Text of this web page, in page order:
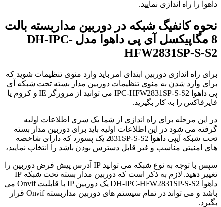
داهوا را راه اندازی نمایید.
نحوه کانفیگ شبکه در دوربین مداربسته بالت
8 مگاپیکسل آی پی داهوا مدل DH-IPC-
HFW2831SP-S-S2
برای راه اندازی دوربین ابتدای امر باید وارد منوی تنظیمات شوید که
برای وارد شدن به منوی تنظیمات دوربین مدار بسته تحت شبکه آی
پی داهوا IPC-HFW2831SP-S-S2 می توانید از مرورگر IE و کروم یا
فایرفاکس را به کار بگیرید.
در این مرحله برای راه اندازی از شما یک سری اطلاعات اولیه
گرفته می شود در این اطلاعات اولیه باید برای دوربین مدار بسته
تحت شبکه آیپی داهوا 2831SP-S-S2 یک پسورد که دارای شاخصه
های امنیتی مناسب و غیر قابل دسترس بودن باشد را انتخاب نمایید،
سپس با توجه به نوع شبکه می توانید IP آدرس پیش فرض دوربین را
تغییر دهید. لازم به ذکر است که دوربین مدار بسته تحت شبکه IP
داهوا DH-IPC-HFW2831SP-S-S2 یک دوربین IP با قابلیت Onvif می
باشد و می تواند در تمام سیستم های دوربین مداربسته Onvif قرار
بگیرد.